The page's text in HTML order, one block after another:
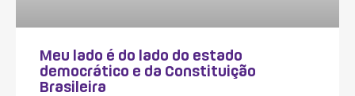
Meu lado é do lado do estado
democrático e da Constituição
Brasileira